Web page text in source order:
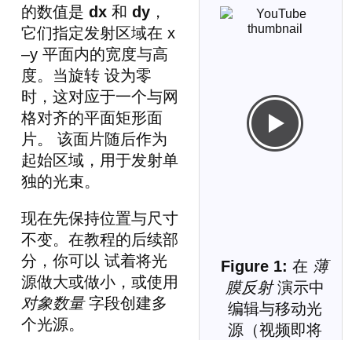
在 薄
膜反射演示中
编辑与移动光
源（视频即将
的数值是 dx 和 dy ，
它们指定发射区域在 x
–y 平面内的宽度与高
度。当旋转 设为零
时，这对应于一个与网
格对齐的平面矩形面
片。 该面片随后作为
起始区域，用于发射单
独的光束。
现在先保持位置与尺寸
不变。在教程的后续部
分，你可以 试着将光
源做大或做小，或使用
对象数量字段创建多
个光源。